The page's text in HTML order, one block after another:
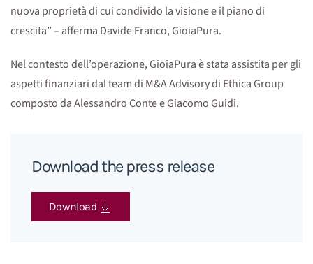
nuova proprietà di cui condivido la visione e il piano di
crescita” – afferma Davide Franco, GioiaPura.
Nel contesto dell’operazione, GioiaPura è stata assistita per gli
aspetti finanziari dal team di M&A Advisory di Ethica Group
composto da Alessandro Conte e Giacomo Guidi.
Download the press release
Download